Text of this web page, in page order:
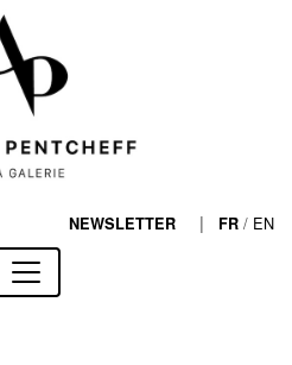
NEWSLETTER | FR / EN